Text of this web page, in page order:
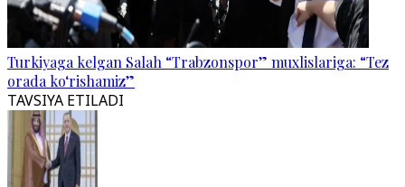
Turkiyaga kelgan Salah “Trabzonspor” muxlislariga: “Tez
orada ko‘rishamiz”
TAVSIYA ETILADI